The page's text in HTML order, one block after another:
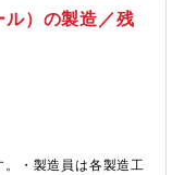
ル）の製造／残
・製造員は各製造工